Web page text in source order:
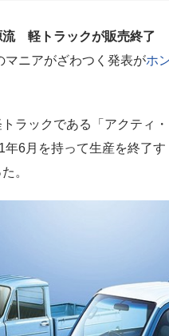
流 軽トラックが販売終了
マニアがざわつく発表がホ
ラックである「アクティ・
年6月を持って生産を終了す
。